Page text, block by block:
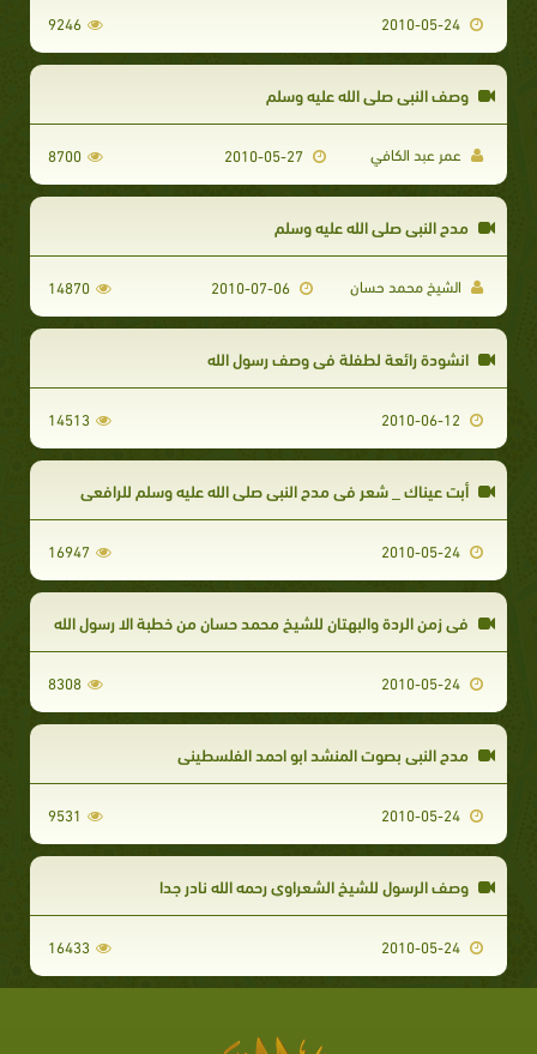
9246
وصف النبي صلى الله عليه وسلم
عمر عبد الكافي 8700
مدح النبي صلى الله عليه وسلم
الشيخ محمد حسان 14870
انشودة رائعة لطفلة في وصف رسول الله
14513
أبت عيناك _ شعر في مدح النبي صلى الله عليه وسلم للرافعي
16947
فى زمن الردة والبهتان للشيخ محمد حسان من خطبة الا رسول الله
8308
مدح النبي بصوت المنشد ابو احمد الفلسطيني
9531
وصف الرسول للشيخ الشعراوي رحمه الله نادر جدا
16433